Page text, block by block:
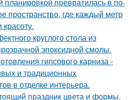
пространство, где каждый метр
круглого стола из
эпоксидной смолы.
гипсового карниза -
и традиционных
в отделке интерьера.
праздник цвета и формы.